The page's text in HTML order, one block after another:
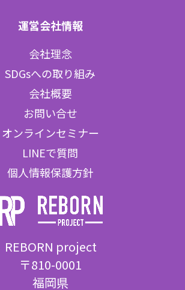
運営会社情報
会社理念
SDGsへの取り組み
会社概要
お問い合せ
オンラインセミナー
LINEで質問
個人情報保護方針
REBORN project
〒810-0001
福岡県